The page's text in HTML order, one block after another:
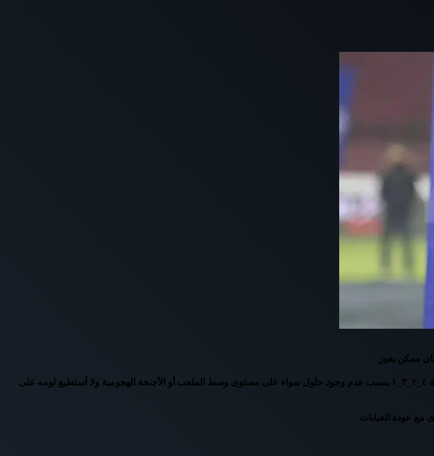
ممكن يفوز
موسيماني لعب بتشكيل أجباري تماما بسبب غياب ١١ لاعب مابين إصابات وكورونا وعاد لطريقة ٤_٢_٣_١ بسبب عدم وجود حلول سواء على مستوى وسط الملعب أو الأجنحة الهجومية ولا أستطيع لومه على
عودة الغيابات